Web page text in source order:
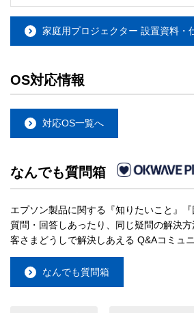
家庭用プロジェクター 設置資料・
OS対応情報
対応OS一覧へ
なんでも質問箱
エプソン製品に関する『知りたいこと』
質問・回答しあったり、同じ疑問の解決
客さまどうしで解決しあえる Q&Aコミュニ
なんでも質問箱